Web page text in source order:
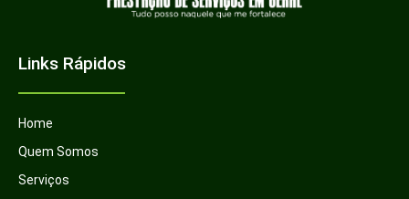
Links Rápidos
Home
Quem Somos
Serviços